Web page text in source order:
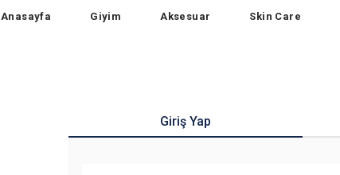
Anasayfa Giyim Aksesuar Skin Care
Giriş Yap